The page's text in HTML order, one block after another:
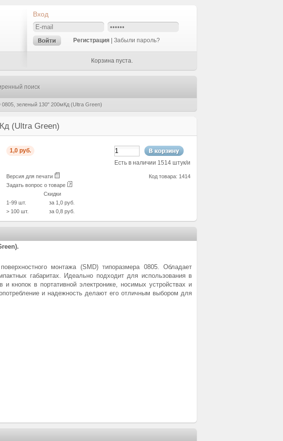
Вход
Регистрация Забыли пароль?
Корзина пуста.
поиск
0805, зеленый 130" 200мКд (Ultra Green)
(Ultra Green)
1,0 руб.
Есть в наличии 1514 штук/и
Версия для печати
Задать вопрос о товаре
Скидки
1-99 шт.
за 1,0 руб.
> 100 шт.
за 0,8 руб.
Код товара: 1414
монтажа (SMD) типоразмера 0805. Обладает
габаритах. Идеально подходит для использования в
и кнопок в портативной электронике, носимых устройствах и
и надежность делают его отличным выбором для